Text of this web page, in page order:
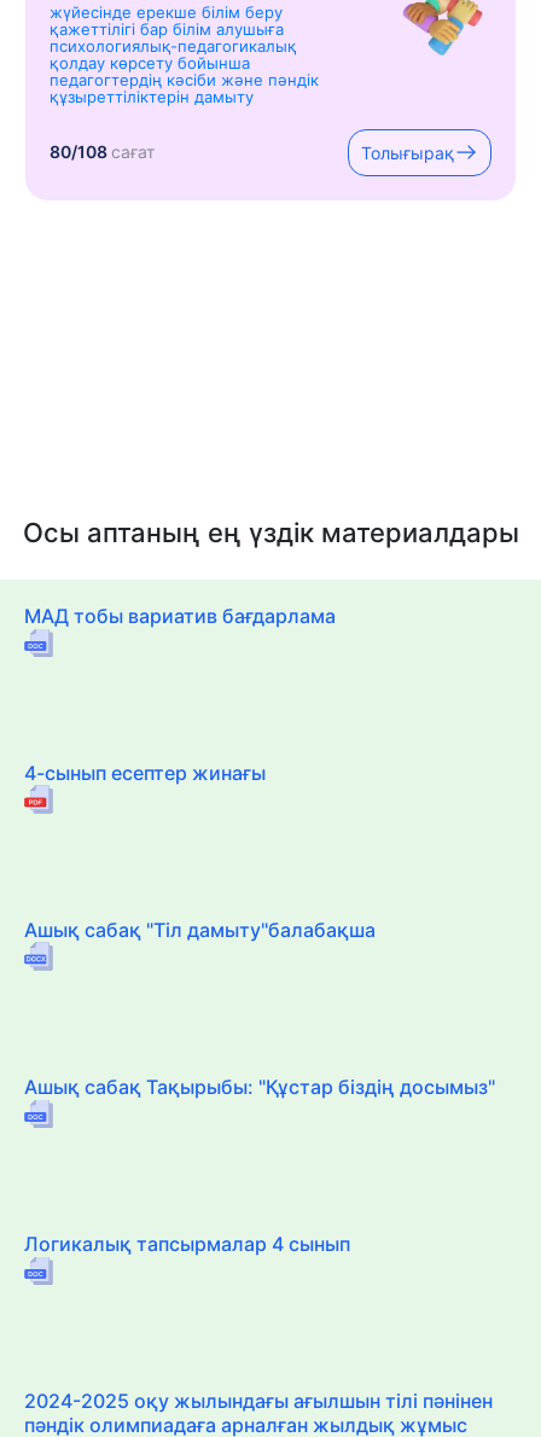
жүйесінде ерекше білім беру
қажеттілігі бар білім алушыға
психологиялық-педагогикалық
қолдау көрсету бойынша
педагогтердің кәсіби және пәндік
құзыреттіліктерін дамыту
80/108сағат Толығырақ
Осы аптаның ең үздік материалдары
МАД тобы вариатив бағдарлама
4-сынып есептер жинағы
Ашық сабақ "Тіл дамыту"балабақша
Ашық сабақ Тақырыбы: "Құстар біздің досымыз"
Логикалық тапсырмалар 4 сынып
2024-2025 оқу жылындағы ағылшын тілі пәнінен
пәндік олимпиадаға арналған жылдық жұмыс